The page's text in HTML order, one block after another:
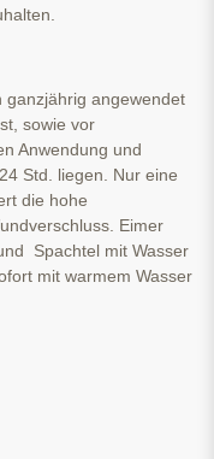
ganzjährig angewendet
sowie vor
Anwendung und
Std. liegen. Nur eine
die hohe
Eimer
Spachtel mit Wasser
mit warmem Wasser